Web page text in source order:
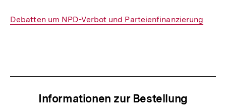
Interner
Debatten um NPD-Verbot und Parteienfinanzierung
Informationen zur Bestellung